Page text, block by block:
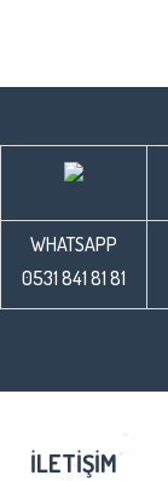
WHATSAPP
0531 841 81 81
İLETIŞIM